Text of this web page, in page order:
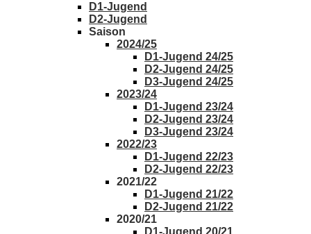
D1-Jugend
D2-Jugend
Saison
2024/25
D1-Jugend 24/25
D2-Jugend 24/25
D3-Jugend 24/25
2023/24
D1-Jugend 23/24
D2-Jugend 23/24
D3-Jugend 23/24
2022/23
D1-Jugend 22/23
D2-Jugend 22/23
2021/22
D1-Jugend 21/22
D2-Jugend 21/22
2020/21
D1-Jugend 20/21